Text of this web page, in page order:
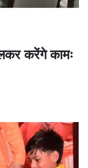
करेंगे कामः